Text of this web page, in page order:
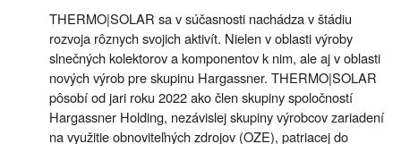
THERMO|SOLAR sa v súčasnosti nachádza v štádiu
rozvoja rôznych svojich aktivít. Nielen v oblasti výroby
slnečných kolektorov a komponentov k nim, ale aj v oblasti
nových výrob pre skupinu Hargassner. THERMO|SOLAR
pôsobí od jari roku 2022 ako člen skupiny spoločností
Hargassner Holding, nezávislej skupiny výrobcov zariadení
na využitie obnoviteľných zdrojov (OZE), patriacej do